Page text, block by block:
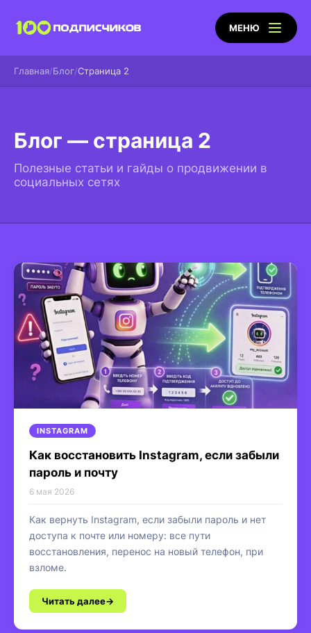
МЕНЮ
Главная Блог Страница 2
Блог — страница 2
Полезные статьи и гайды о продвижении в
социальных сетях
INSTAGRAM
Как восстановить Instagram, если забыли
пароль и почту
6 мая 2026
Как вернуть Instagram, если забыли пароль и нет
доступа к почте или номеру: все пути
восстановления, перенос на новый телефон, при
взломе.
Читать далее